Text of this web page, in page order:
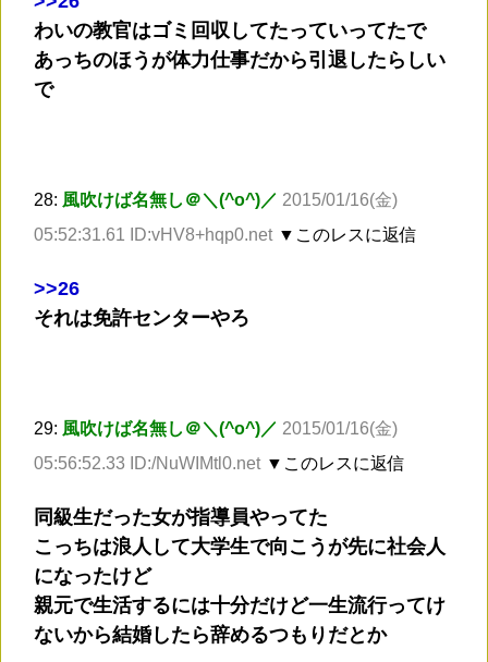
わいの教官はゴミ回収してたっていってたで
あっちのほうが体力仕事だから引退したらしい
で
28: 風吹けば名無し＠＼(^o^)／ 2015/01/16(金)
05:52:31.61 ID:vHV8+hqp0.net ▼このレスに返信
>>26
それは免許センターやろ
29: 風吹けば名無し＠＼(^o^)／ 2015/01/16(金)
05:56:52.33 ID:/NuWIMtl0.net ▼このレスに返信
同級生だった女が指導員やってた
こっちは浪人して大学生で向こうが先に社会人
になったけど
親元で生活するには十分だけど一生流行ってけ
ないから結婚したら辞めるつもりだとか